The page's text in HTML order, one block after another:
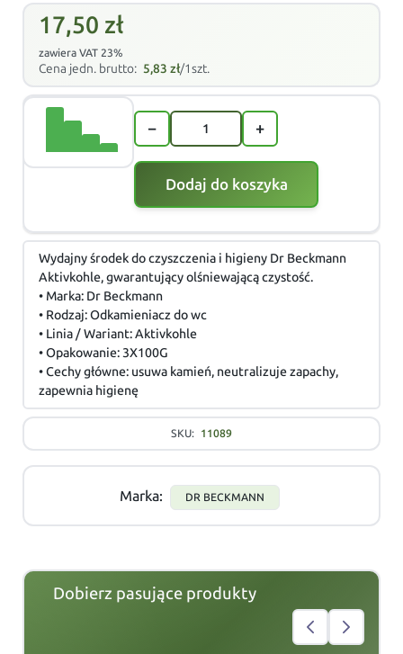
17,50 zł
zawiera VAT 23%
Cena jedn. brutto: 5,83zł/1szt.
− +
Dodaj do koszyka
Wydajny środek do czyszczenia i higieny Dr Beckmann
Aktivkohle, gwarantujący olśniewającą czystość.
• Marka: Dr Beckmann
• Rodzaj: Odkamieniacz do wc
• Linia / Wariant: Aktivkohle
• Opakowanie: 3X100G
• Cechy główne: usuwa kamień, neutralizuje zapachy,
zapewnia higienę
SKU: 11089
Marka: DR BECKMANN
Dobierz pasujące produkty